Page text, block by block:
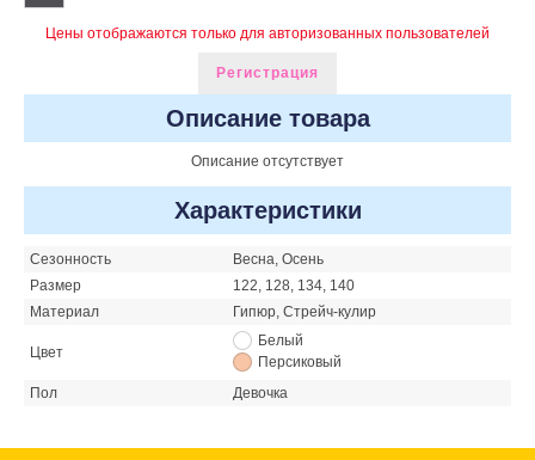
Цены отображаются только для авторизованных пользователей
Регистрация
Описание товара
Описание отсутствует
Характеристики
Сезонность
Весна, Осень
Размер
122, 128, 134, 140
Материал
Гипюр, Стрейч-кулир
Цвет
Белый
Персиковый
Пол
Девочка